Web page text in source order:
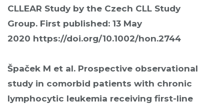
CLLEAR Study by the Czech CLL Study
Group. First published: 13 May
2020 https://doi.org/10.1002/hon.2744
Špaček M et al. Prospective observational
study in comorbid patients with chronic
lymphocytic leukemia receiving first-line